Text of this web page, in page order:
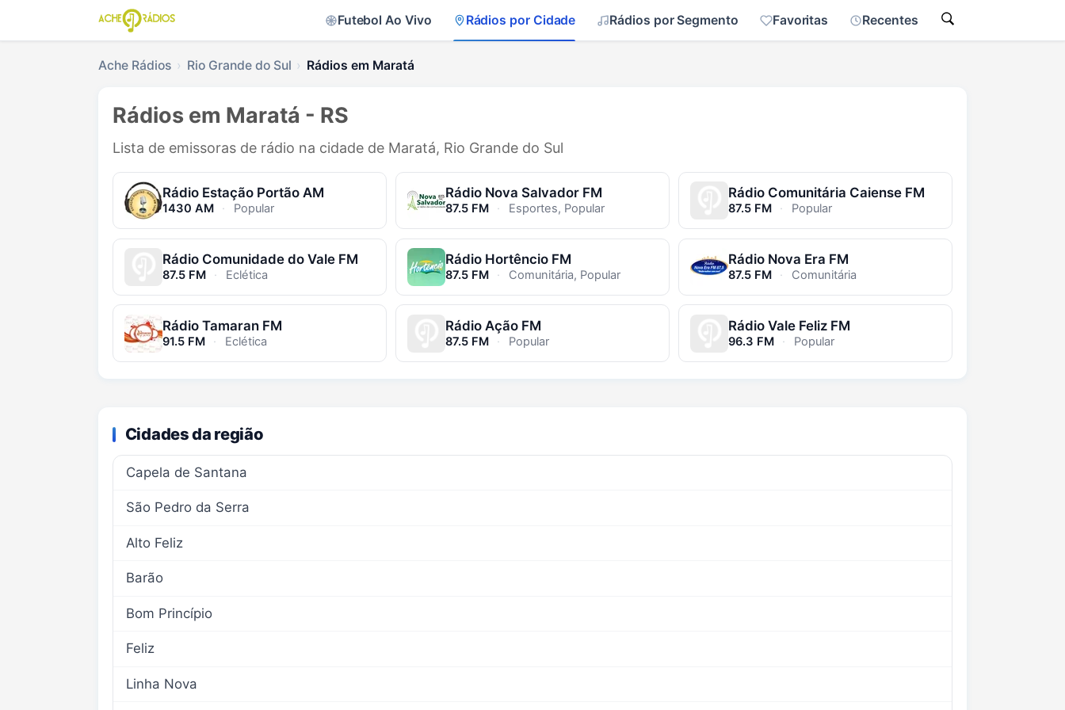
Futebol Ao Vivo Rádios por Cidade Rádios por Segmento Favoritas Recentes
Ache Rádios Rio Grande do Sul Rádios em Maratá
Rádios em Maratá - RS
Lista de emissoras de rádio na cidade de Maratá, Rio Grande do Sul
Rádio Estação Portão AM
1430 AM · Popular
Rádio Nova Salvador FM
87.5 FM · Esportes, Popular
Rádio Comunitária Caiense FM
87.5 FM · Popular
Rádio Comunidade do Vale FM
87.5 FM · Eclética
Rádio Hortêncio FM
87.5 FM · Comunitária, Popular
Rádio Nova Era FM
87.5 FM · Comunitária
Rádio Tamaran FM
91.5 FM · Eclética
Rádio Ação FM
87.5 FM · Popular
Rádio Vale Feliz FM
96.3 FM · Popular
Cidades da região
Capela de Santana
São Pedro da Serra
Alto Feliz
Barão
Bom Princípio
Feliz
Linha Nova